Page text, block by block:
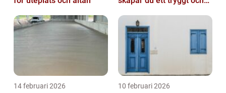
Stockholm
14 februari 2026 10 februari 2026